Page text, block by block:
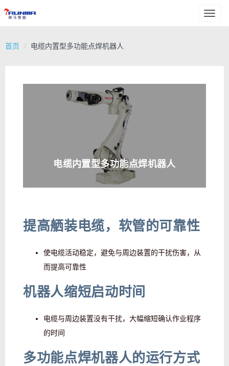
首页 电缆内置型多功能点焊机器人
电缆内置型多功能点焊机器人
提高舾装电缆，软管的可靠性
使电缆活动稳定，避免与周边装置的干扰伤害，从
而提高可靠性
机器人缩短启动时间
电缆与周边装置没有干扰，大幅缩短确认作业程序
的时间
多功能点焊机器人的运行方式